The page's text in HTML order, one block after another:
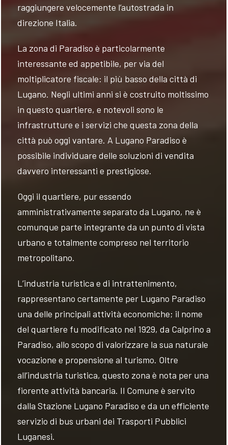
raggiungere velocemente l’autostrada in
direzione Italia.
La zona di Paradiso è particolarmente
interessante ed appetibile, per via del
moltiplicatore fiscale: il più basso della città di
Lugano. Negli ultimi anni si è costruito moltissimo
in questo quartiere, e notevoli sono le
infrastrutture e i servizi che questa zona della
città può oggi vantare. A Lugano Paradiso è
possibile individuare delle soluzioni di vendita
davvero interessanti e prestigiose.
Oggi il quartiere, pur essendo
amministrativamente separato da Lugano, ne è
comunque parte integrante da un punto di vista
urbano e totalmente compreso nel territorio
metropolitano.
L’industria turistica e di intrattenimento,
rappresentano certamente per Lugano Paradiso
una delle principali attività economiche; il nome
del quartiere fu modificato nel 1929, da Calprino a
Paradiso, allo scopo di valorizzare la sua naturale
vocazione e propensione al turismo. Oltre
all’industria turistica, questo zona è nota per una
fiorente attività bancaria. Il Comune è servito
dalla Stazione Lugano Paradiso e da un efficiente
servizio di bus urbani dei Trasporti Pubblici
Luganesi.